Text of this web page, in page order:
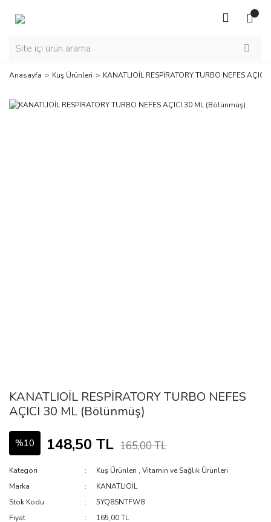
Anasayfa Kuş Ürünleri KANATLIOİL RESPİRATORY TURBO NEFES
KANATLIOİL RESPİRATORY TURBO NEFES
AÇICI 30 ML (Bölünmüş)
%10 148,50 TL 165,00 TL
Kategori Kuş Ürünleri ,Vitamin ve Sağlık Ürünleri
Marka
KANATLIOİL
Stok Kodu
5YQ8SNTFW8
Fiyat
165,00 TL